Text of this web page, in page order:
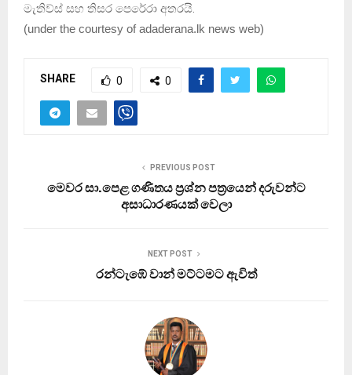
මැතිව්ස් සහ තිසර පෙරේරා අතරයි.
(under the courtesy of adaderana.lk news web)
SHARE 0 0
PREVIOUS POST
මෙවර සා.පෙළ ගණිතය ප්‍රශ්න පත්‍රයෙන් දරුවන්ට
අසාධාරණයක් වෙලා
NEXT POST
රන්ටැඹේ වාන් මට්ටමට ඇවිත්